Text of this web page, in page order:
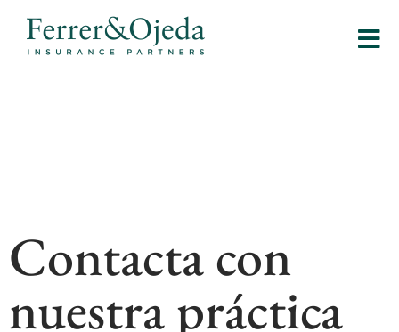
Contacta con
nuestra práctica